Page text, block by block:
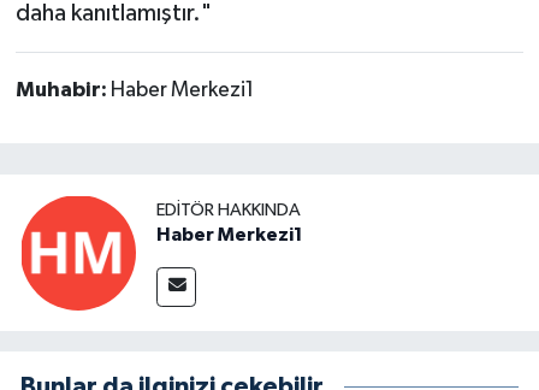
daha kanıtlamıştır."
Muhabir: Haber Merkezi1
EDITÖR HAKKINDA
Haber Merkezi1